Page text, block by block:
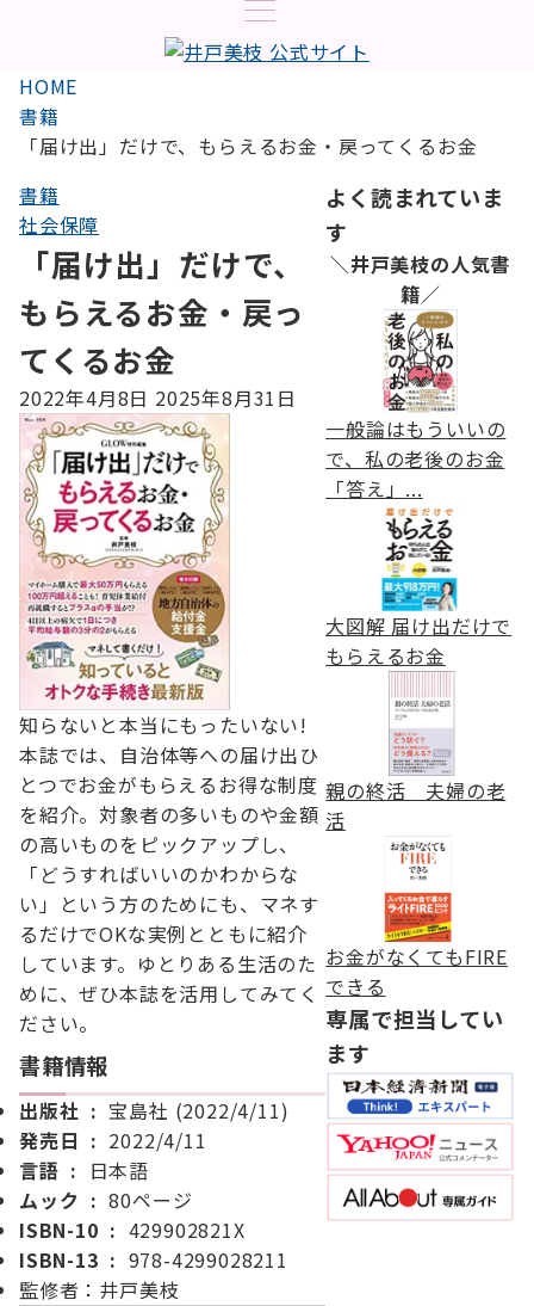
HOME
書籍
「届け出」だけで、もらえるお金・戻ってくるお金
書籍
社会保障
「届け出」だけで、
もらえるお金・戻っ
てくるお金
2022年4月8日 2025年8月31日
知らないと本当にもったいない!
本誌では、自治体等への届け出ひ
とつでお金がもらえるお得な制度
を紹介。対象者の多いものや金額
の高いものをピックアップし、
「どうすればいいのかわからな
い」という方のためにも、マネす
るだけでOKな実例とともに紹介
しています。ゆとりある生活のた
めに、ぜひ本誌を活用してみてく
ださい。
書籍情報
出版社 ‏ : ‎宝島社 (2022/4/11)
発売日 ‏ : ‎ 2022/4/11
言語 ‏ : ‎ 日本語
ムック ‏ : ‎80ページ
ISBN-10 ‏ : ‎ 429902821X
ISBN-13 ‏ : ‎ 978-4299028211
監修者：井戸美枝
よく読まれていま
す
＼井戸美枝の人気書
籍／
一般論はもういいの
で、私の老後のお金
「答え」...
大図解 届け出だけで
もらえるお金
親の終活 夫婦の老
活
お金がなくてもFIRE
できる
専属で担当してい
ます